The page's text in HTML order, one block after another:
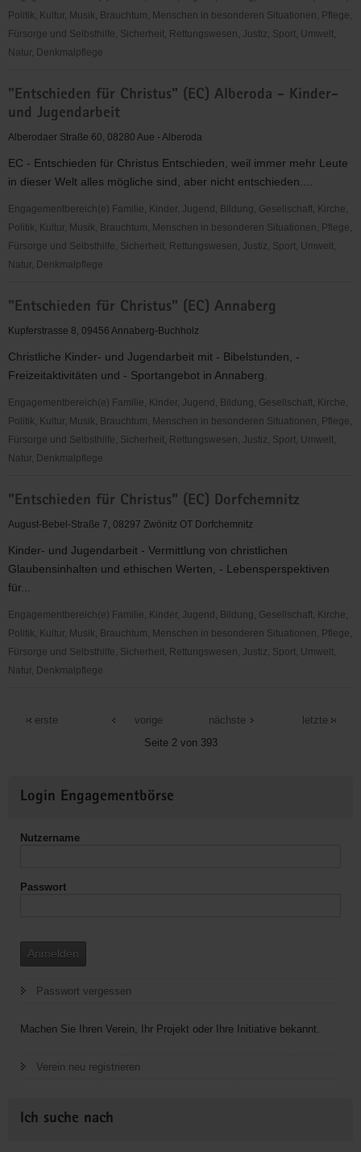
Aue
Politik, Kultur, Musik, Brauchtum, Menschen in besonderen Situationen, Pflege,
Fürsorge und Selbsthilfe, Sicherheit, Rettungswesen, Justiz, Sport, Umwelt,
Natur, Denkmalpflege
für
Christus"
(EC)
Sächsischer
Jugendverband
in
Beerheide
"Entschieden für Christus" (EC) Alberoda - Kinder-
und Jugendarbeit
Alberodaer Straße 60, 08280 Aue - Alberoda
EC - Entschieden für Christus Entschieden, weil immer mehr Leute
in dieser Welt alles mögliche sind, aber nicht entschieden....
Engagementbereich(e) Familie, Kinder, Jugend, Bildung, Gesellschaft, Kirche,
Politik, Kultur, Musik, Brauchtum, Menschen in besonderen Situationen, Pflege,
Fürsorge und Selbsthilfe, Sicherheit, Rettungswesen, Justiz, Sport, Umwelt,
Natur, Denkmalpflege
für
Christus"
Alberoda
-
Kinder-
und
Jugendarbeit
"Entschieden für Christus" (EC) Annaberg
Kupferstrasse 8, 09456 Annaberg-Buchholz
Christliche Kinder- und Jugendarbeit mit - Bibelstunden, -
Freizeitaktivitäten und - Sportangebot in Annaberg.
Engagementbereich(e) Familie, Kinder, Jugend, Bildung, Gesellschaft, Kirche,
Politik, Kultur, Musik, Brauchtum, Menschen in besonderen Situationen, Pflege,
Fürsorge und Selbsthilfe, Sicherheit, Rettungswesen, Justiz, Sport, Umwelt,
Natur, Denkmalpflege
für
Christus"
Annaberg
"Entschieden für Christus" (EC) Dorfchemnitz
August-Bebel-Straße 7, 08297 Zwönitz OT Dorfchemnitz
Kinder- und Jugendarbeit - Vermittlung von christlichen
Glaubensinhalten und ethischen Werten, - Lebensperspektiven
für...
Engagementbereich(e) Familie, Kinder, Jugend, Bildung, Gesellschaft, Kirche,
Politik, Kultur, Musik, Brauchtum, Menschen in besonderen Situationen, Pflege,
Fürsorge und Selbsthilfe, Sicherheit, Rettungswesen, Justiz, Sport, Umwelt,
Natur, Denkmalpflege
erste
vorige
Seite 2 von 393
nächste letzte
Informationen
Login Engagementbörse
Nutzername
Passwort
Anmelden
Passwort vergessen
Machen Sie Ihren Verein, Ihr Projekt oder Ihre Initiative bekannt.
Verein neu registrieren
Ich suche nach